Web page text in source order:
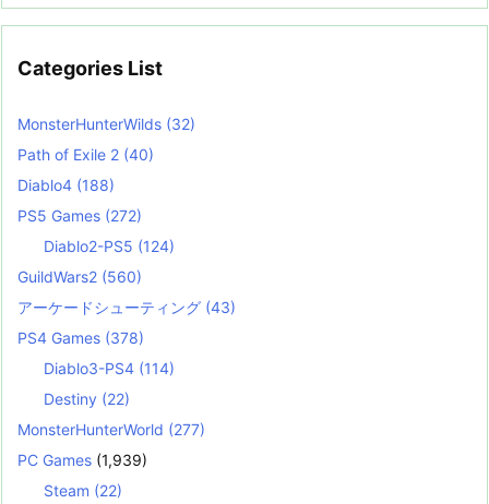
Categories List
MonsterHunterWilds (32)
Path of Exile 2 (40)
Diablo4 (188)
PS5 Games (272)
Diablo2-PS5 (124)
GuildWars2 (560)
アーケードシューティング (43)
PS4 Games (378)
Diablo3-PS4 (114)
Destiny (22)
MonsterHunterWorld (277)
PC Games (1,939)
Steam (22)